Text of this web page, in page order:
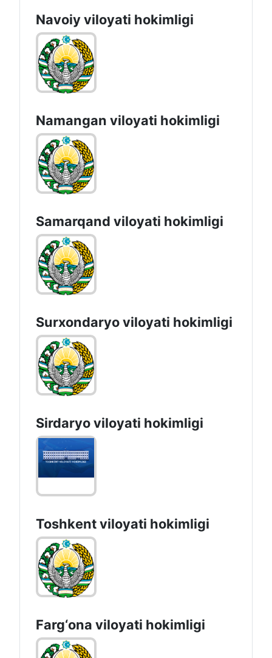
Navoiy vilоyati hоkimligi
Namangan vilоyati hоkimligi
Samarqand viloyati hokimligi
Surxondaryo vilоyati hоkimligi
Sirdaryo vilоyati hоkimligi
Toshkent vilоyati hоkimligi
Farg‘оnа vilоyati hоkimligi